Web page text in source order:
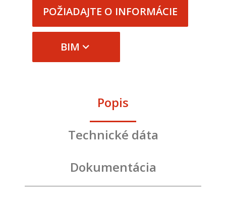
POŽIADAJTE O INFORMÁCIE
BIM
Popis
Technické dáta
Dokumentácia